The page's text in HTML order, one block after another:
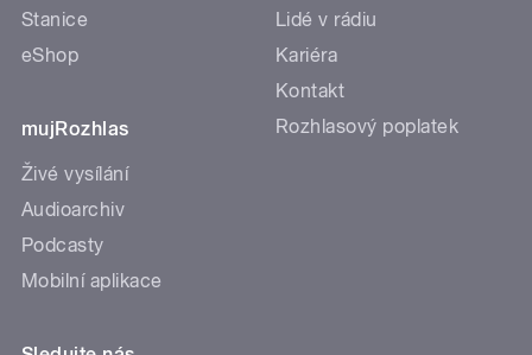
Stanice
eShop
mujRozhlas
Živé vysílání
Audioarchiv
Podcasty
Mobilní aplikace
Lidé v rádiu
Kariéra
Kontakt
Rozhlasový poplatek